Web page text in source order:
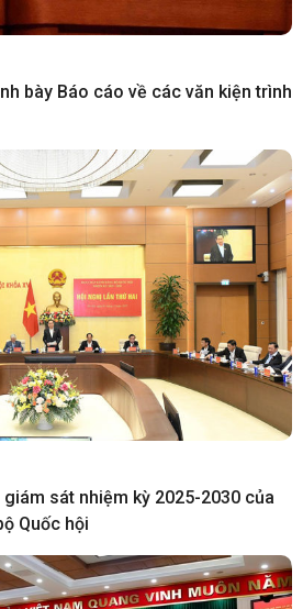
bày Báo cáo về các văn kiện trình
sát nhiệm kỳ 2025-2030 của
Quốc hội